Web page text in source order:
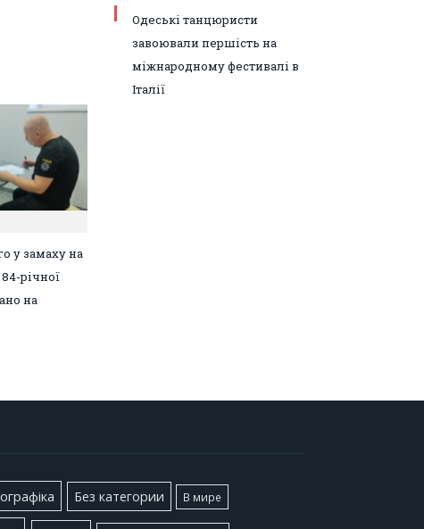
Одеські танцюристи
завоювали першість на
міжнародному фестивалі в
Італії
у замаху на
річної
на
Без категории В мире